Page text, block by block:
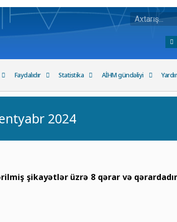
Faydalıdır Statistika AİHM gündəliyi
2024
şikayətlər üzrə 8 qərar və